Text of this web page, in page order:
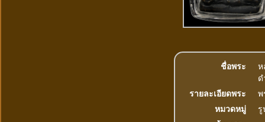
ชื่อพระ
ห
ด
รายละเอียดพระ
พ
หมวดหมู่
รู